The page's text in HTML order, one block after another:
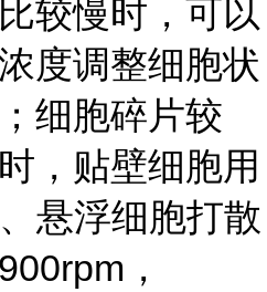
较慢时，可以
度调整细胞状
细胞碎片较
，贴壁细胞用
悬浮细胞打散
，